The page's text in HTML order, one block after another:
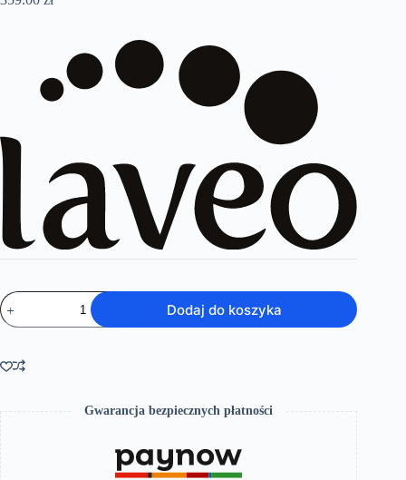
ilość
Cers
natryskowa
Dodaj do koszyka
Gwarancja bezpiecznych płatności